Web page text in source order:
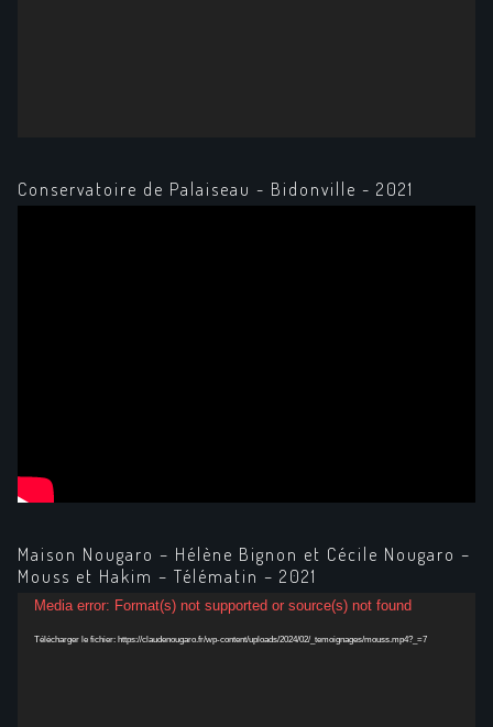
Conservatoire de Palaiseau - Bidonville - 2021
Maison Nougaro – Hélène Bignon et Cécile Nougaro –
Mouss et Hakim – Télématin – 2021
Lecteur
Media error: Format(s) not supported or source(s) not found
Télécharger le fichier: https://claudenougaro.fr/wp-content/uploads/2024/02/_temoignages/mouss.mp4?_=7